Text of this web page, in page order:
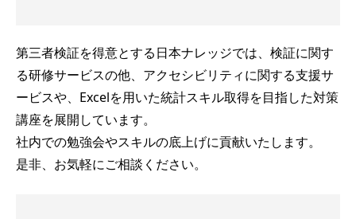
第三者検証を得意とする日本ナレッジでは、検証に関す
る研修サービスの他、アクセシビリティに関する支援サ
ービスや、Excelを用いた統計スキル取得を目指した対策
講座を展開しています。
社内での勉強会やスキルの底上げに貢献いたします。
是非、お気軽にご相談ください。